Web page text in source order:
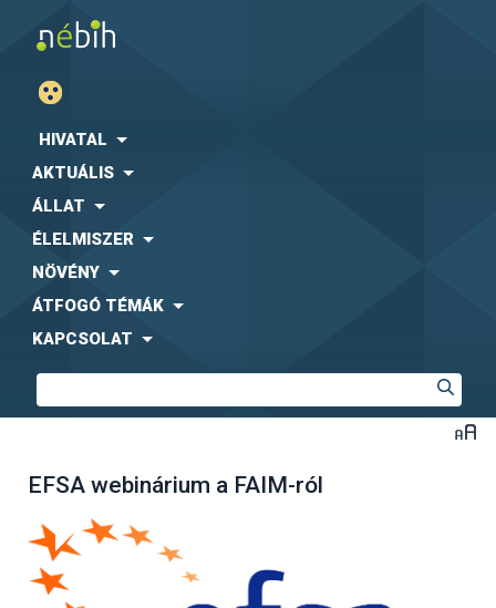
HIVATAL
AKTUÁLIS
ÁLLAT
ÉLELMISZER
NÖVÉNY
ÁTFOGÓ TÉMÁK
KAPCSOLAT
EFSA webinárium a FAIM-ról